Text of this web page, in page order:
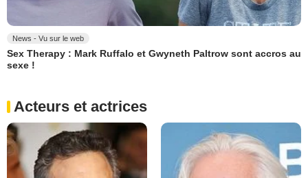
News - Vu sur le web
Sex Therapy : Mark Ruffalo et Gwyneth Paltrow sont accros au
sexe !
Acteurs et actrices